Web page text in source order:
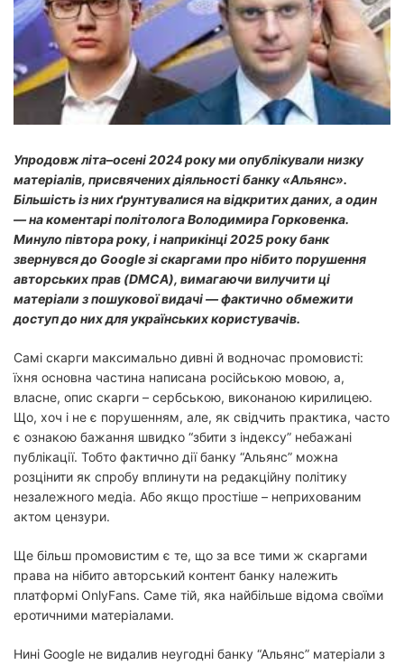
ч
а
с
ч
и
т
а
я
Упродовж літа–осені 2024 року ми опублікували низку
матеріалів, присвячених діяльності банку «Альянс».
Більшість із них ґрунтувалися на відкритих даних, а один
— на коментарі політолога Володимира Горковенка.
Минуло півтора року, і наприкінці 2025 року банк
звернувся до Google зі скаргами про нібито порушення
авторських прав (DMCA), вимагаючи вилучити ці
матеріали з пошукової видачі — фактично обмежити
доступ до них для українських користувачів.
Самі скарги максимально дивні й водночас промовисті:
їхня основна частина написана російською мовою, а,
власне, опис скарги – сербською, виконаною кирилицею.
Що, хоч і не є порушенням, але, як свідчить практика, часто
є ознакою бажання швидко “збити з індексу” небажані
публікації. Тобто фактично дії банку “Альянс” можна
розцінити як спробу вплинути на редакційну політику
незалежного медіа. Або якщо простіше – неприхованим
актом цензури.
Ще більш промовистим є те, що за все тими ж скаргами
права на нібито авторський контент банку належить
платформі OnlyFans. Саме тій, яка найбільше відома своїми
еротичними матеріалами.
Нині Google не видалив неугодні банку “Альянс” матеріали з